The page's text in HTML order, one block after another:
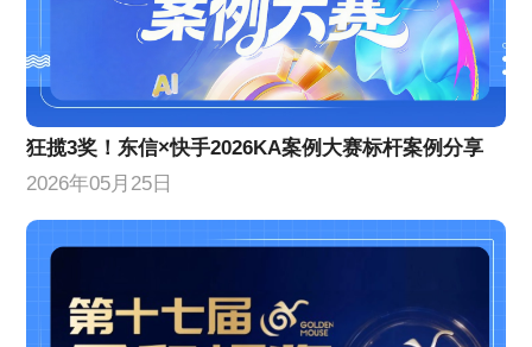
狂揽3奖！东信×快手2026KA案例大赛标杆案例分享
2026年05月25日